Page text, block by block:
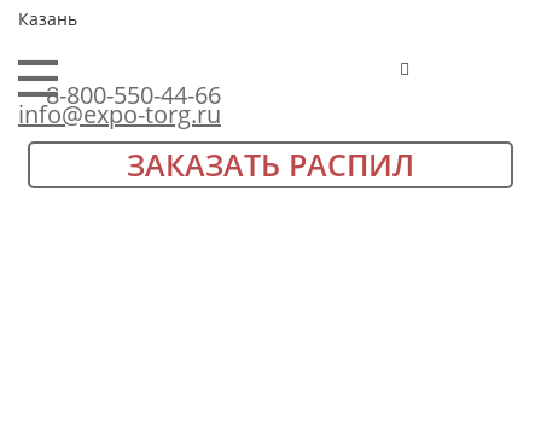
Казань
8-800-550-44-66
info@expo-torg.ru
ЗАКАЗАТЬ РАСПИЛ